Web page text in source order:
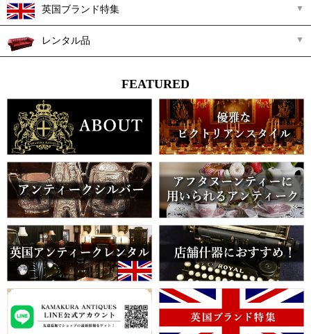
英国ブランド特集
レンタル品
FEATURED